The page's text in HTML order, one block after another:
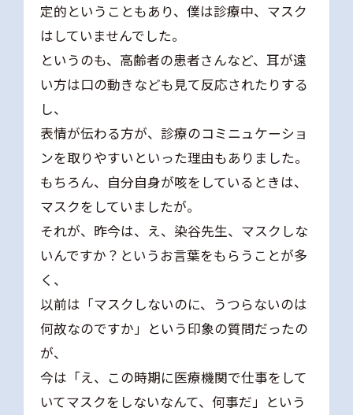
定的ということもあり、僕は診療中、マスク
はしていませんでした。
というのも、高齢者の患者さんなど、耳が遠
い方は口の動きなども見て反応されたりする
し、
表情が伝わる方が、診療のコミニュケーショ
ンを取りやすいといった理由もありました。
もちろん、自分自身が咳をしているときは、
マスクをしていましたが。
それが、昨今は、え、染谷先生、マスクしな
いんですか？というお言葉をもらうことが多
く、
以前は「マスクしないのに、うつらないのは
何故なのですか」という印象の質問だったの
が、
今は「え、この時期に医療機関で仕事をして
いてマスクをしないなんて、何事だ」という